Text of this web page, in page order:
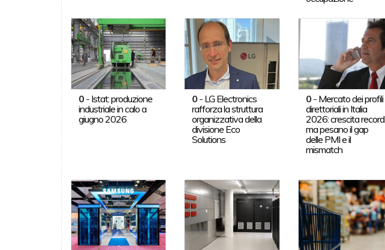
0- Istat: produzione
industriale in calo a
giugno 2026
0 - LG Electronics
rafforza la struttura
organizzativa della
divisione Eco
Solutions
0- Mercato dei profili
direttoriali in Italia
2026: crescita record,
ma pesano il gap
delle PMI e il
mismatch